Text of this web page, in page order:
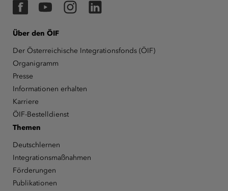
FacebookYouTubeInstagramLinkedIn
Über den ÖIF
Der Österreichische Integrationsfonds (ÖIF)
Organigramm
Presse
Informationen erhalten
Karriere
ÖIF-Bestelldienst
Themen
Deutschlernen
Integrationsmaßnahmen
Förderungen
Publikationen